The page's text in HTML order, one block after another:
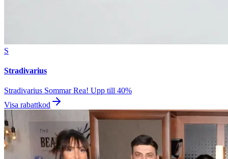
S
Stradivarius
Stradivarius Sommar Rea! Upp till 40%
Visa rabattkod